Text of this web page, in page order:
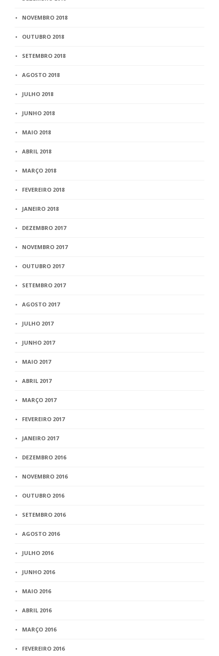
NOVEMBRO 2018
OUTUBRO 2018
SETEMBRO 2018
AGOSTO 2018
JULHO 2018
JUNHO 2018
MAIO 2018
ABRIL 2018
MARÇO 2018
FEVEREIRO 2018
JANEIRO 2018
DEZEMBRO 2017
NOVEMBRO 2017
OUTUBRO 2017
SETEMBRO 2017
AGOSTO 2017
JULHO 2017
JUNHO 2017
MAIO 2017
ABRIL 2017
MARÇO 2017
FEVEREIRO 2017
JANEIRO 2017
DEZEMBRO 2016
NOVEMBRO 2016
OUTUBRO 2016
SETEMBRO 2016
AGOSTO 2016
JULHO 2016
JUNHO 2016
MAIO 2016
ABRIL 2016
MARÇO 2016
FEVEREIRO 2016